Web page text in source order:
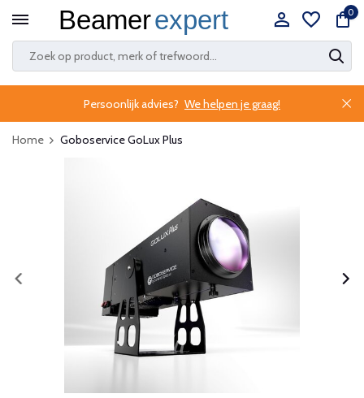
0
Persoonlijk advies? We helpen je graag!
Home Goboservice GoLux Plus